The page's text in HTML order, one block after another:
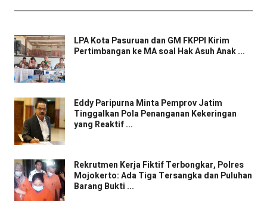
LPA Kota Pasuruan dan GM FKPPI Kirim
Pertimbangan ke MA soal Hak Asuh Anak ...
Eddy Paripurna Minta Pemprov Jatim
Tinggalkan Pola Penanganan Kekeringan
yang Reaktif ...
Rekrutmen Kerja Fiktif Terbongkar, Polres
Mojokerto: Ada Tiga Tersangka dan Puluhan
Barang Bukti ...